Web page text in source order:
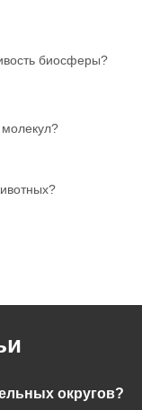
биосферы?
округов?